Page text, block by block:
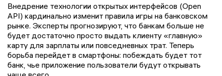
Внедрение технологии открытых интерфейсов (Open
API) кардинально изменит правила игры на банковском
рынке. Эксперты прогнозируют, что банкам больше не
будет достаточно просто выдать клиенту «главную»
карту для зарплаты или повседневных трат. Теперь
борьба перейдет в смартфоны: побеждать будет тот
банк, чье приложение пользователи будут открывать